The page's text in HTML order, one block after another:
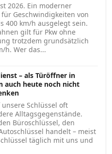
2026. Ein moderner
Geschwindigkeiten von
400 km/h ausgelegt sein.
gilt für Pkw ohne
trotzdem grundsätzlich
h. Wer das...
– als Türöffner in
auch heute noch nicht
Schlüssel oft
Alltagsgegenstände.
Büroschlüssel, den
handelt – meist
täglich mit uns und